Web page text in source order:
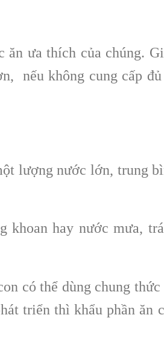
ưa thích của chúng.
nếu không cung cấp đủ
lượng nước lớn, trung
khoan hay nước mưa,
có thể dùng chung thức
triển thì khẩu phần ăn